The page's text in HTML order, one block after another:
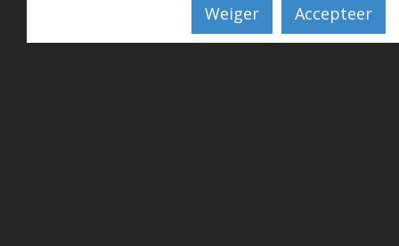
Weiger Accepteer